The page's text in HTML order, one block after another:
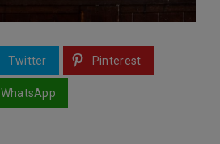
Twitter Pinterest
WhatsApp